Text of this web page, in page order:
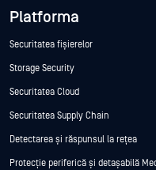
Platforma
Securitatea fișierelor
Storage Security
Securitatea Cloud
Securitatea Supply Chain
Detectarea și răspunsul la rețea
Protecție periferică și detașabilă